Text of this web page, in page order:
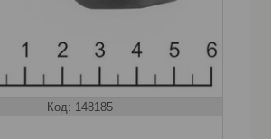
148185